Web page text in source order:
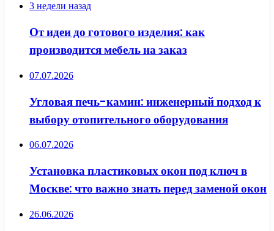
3 недели назад
От идеи до готового изделия: как
производится мебель на заказ
07.07.2026
Угловая печь-камин: инженерный подход к
выбору отопительного оборудования
06.07.2026
Установка пластиковых окон под ключ в
Москве: что важно знать перед заменой окон
26.06.2026